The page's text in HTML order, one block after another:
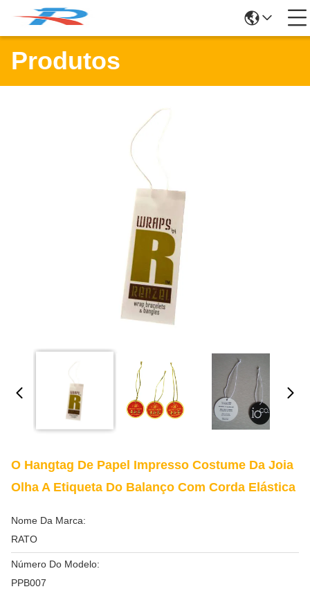
Produtos
O Hangtag De Papel Impresso Costume Da Joia
Olha A Etiqueta Do Balanço Com Corda Elástica
Nome Da Marca:
RATO
Número Do Modelo:
PPB007